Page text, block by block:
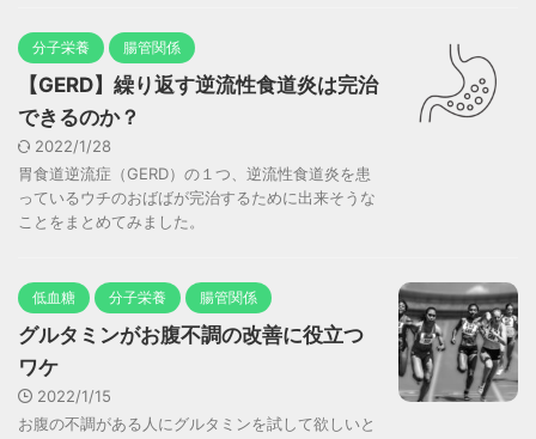
分子栄養 腸管関係
【GERD】繰り返す逆流性食道炎は完治
できるのか？
2022/1/28
胃食道逆流症（GERD）の１つ、逆流性食道炎を患
っているウチのおばばが完治するために出来そうな
ことをまとめてみました。
低血糖 分子栄養 腸管関係
グルタミンがお腹不調の改善に役立つ
ワケ
2022/1/15
お腹の不調がある人にグルタミンを試して欲しいと